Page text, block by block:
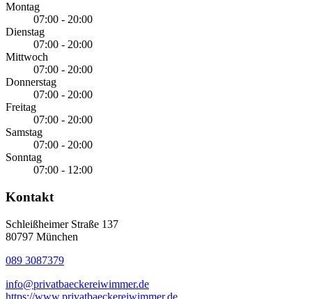
Montag
07:00 - 20:00
Dienstag
07:00 - 20:00
Mittwoch
07:00 - 20:00
Donnerstag
07:00 - 20:00
Freitag
07:00 - 20:00
Samstag
07:00 - 20:00
Sonntag
07:00 - 12:00
Kontakt
Schleißheimer Straße 137
80797 München
089 3087379
info@privatbaeckereiwimmer.de
https://www.privatbaeckereiwimmer.de